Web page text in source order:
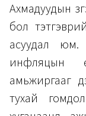
Ахмадуудын
бол
асуудал юм.
инфляцын
амьжиргааг
тухай